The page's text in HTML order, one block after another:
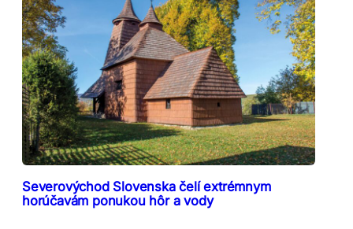
Severovýchod Slovenska čelí extrémnym
horúčavám ponukou hôr a vody